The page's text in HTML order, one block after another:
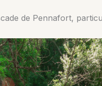
de Pennafort,